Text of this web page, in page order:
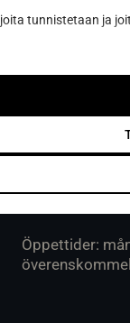
tunnistetaan ja
Muuuntotie
(i samband
0403 470 230
Öppettider: